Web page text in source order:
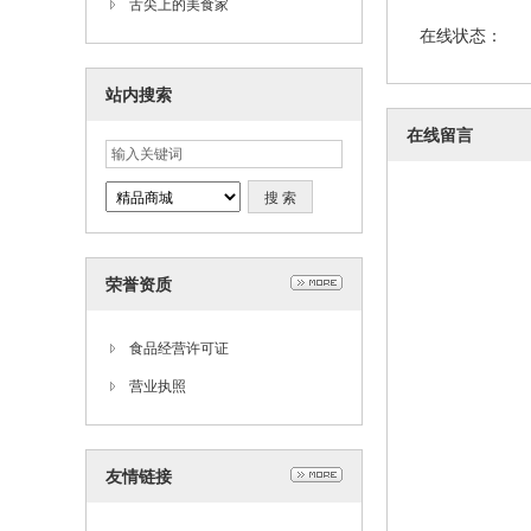
舌尖上的美食家
站内搜索
荣誉资质
食品经营许可证
营业执照
友情链接
在线状态：
在线留言